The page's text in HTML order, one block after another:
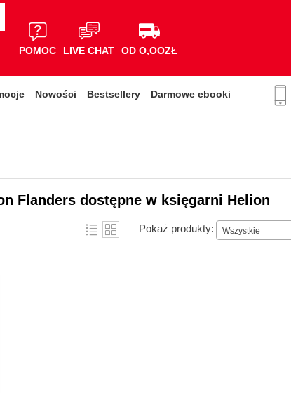
POMOC LIVE CHAT OD O,OOZŁ
Nowości Bestsellery Darmowe ebooki
Flanders dostępne w księgarni Helion
Pokaż produkty: Wszystkie